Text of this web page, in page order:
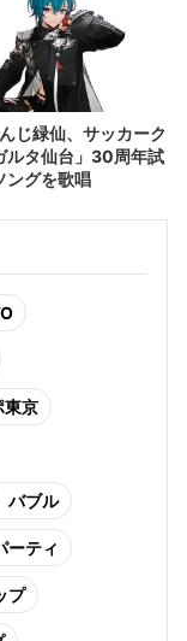
ルタ仙台」30周年試
ングを歌唱
東京
バブル
ーティ
プ